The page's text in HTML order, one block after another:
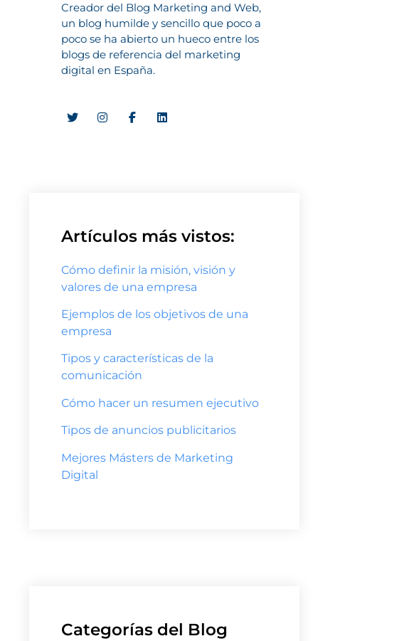
Creador del Blog Marketing and Web,
un blog humilde y sencillo que poco a
poco se ha abierto un hueco entre los
blogs de referencia del marketing
digital en España.
Artículos más vistos:
Cómo definir la misión, visión y
valores de una empresa
Ejemplos de los objetivos de una
empresa
Tipos y características de la
comunicación
Cómo hacer un resumen ejecutivo
Tipos de anuncios publicitarios
Mejores Másters de Marketing
Digital
Categorías del Blog